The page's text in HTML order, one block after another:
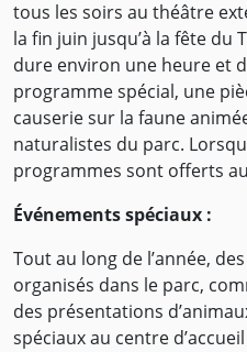
tous les soirs au théâtre
la fin juin jusqu’à la fête du
dure environ une heure et
programme spécial, une
causerie sur la faune
naturalistes du parc.
programmes sont offerts
Événements spéciaux :
Tout au long de l’année,
organisés dans le parc,
des présentations
spéciaux au centre